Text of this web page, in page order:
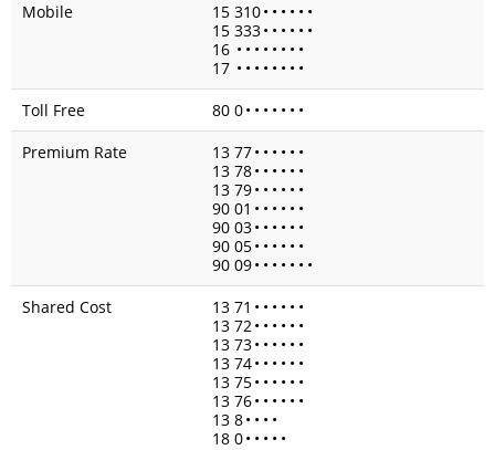
Mobile
15 310• • • • • •
15 333• • • • • •
16 • • • • • • • •
17 • • • • • • • •
Toll Free
80 0• • • • • • •
Premium Rate
13 77• • • • • •
13 78• • • • • •
13 79• • • • • •
90 01 • • • • • •
90 03• • • • • •
90 05• • • • • •
90 09• • • • • • •
Shared Cost
13 71 • • • • • •
13 72• • • • • •
13 73• • • • • •
13 74• • • • • •
13 75• • • • • •
13 76• • • • • •
13 8• • • •
18 0• • • • •